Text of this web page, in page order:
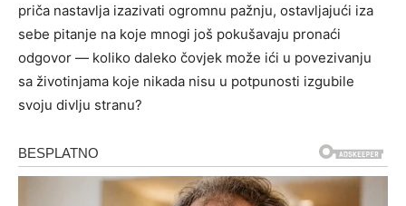
priča nastavlja izazivati ogromnu pažnju, ostavljajući iza
sebe pitanje na koje mnogi još pokušavaju pronaći
odgovor — koliko daleko čovjek može ići u povezivanju
sa životinjama koje nikada nisu u potpunosti izgubile
svoju divlju stranu?